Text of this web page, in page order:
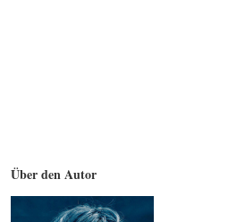
Über den Autor